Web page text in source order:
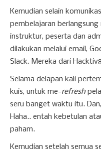
Kemudian selain
pembelajaran
instruktur, peserta dan
dilakukan melalui email,
Slack. Mereka dari
Selama delapan kali
kuis, untuk me-refresh
seru banget waktu itu.
Haha.. entah kebetulan
paham.
Kemudian setelah semua